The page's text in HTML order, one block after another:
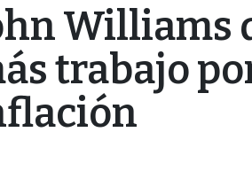
Williams
trabajo